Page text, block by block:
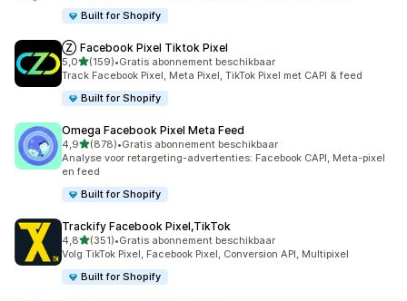
Built for Shopify
Ⓩ Facebook Pixel Tiktok Pixel
5,0van 5 sterren
(159)
159 recensies in totaal
•Gratis abonnement beschikbaar
Track Facebook Pixel, Meta Pixel, TikTok Pixel met CAPI & feed
Built for Shopify
Omega Facebook Pixel Meta Feed
4,9van 5 sterren
(878)
878 recensies in totaal
•Gratis abonnement beschikbaar
Analyse voor retargeting-advertenties: Facebook CAPI, Meta-pixel
en feed
Built for Shopify
Trackify Facebook Pixel,TikTok
4,8van 5 sterren
(351)
351 recensies in totaal
•Gratis abonnement beschikbaar
Volg TikTok Pixel, Facebook Pixel, Conversion API, Multipixel
Built for Shopify